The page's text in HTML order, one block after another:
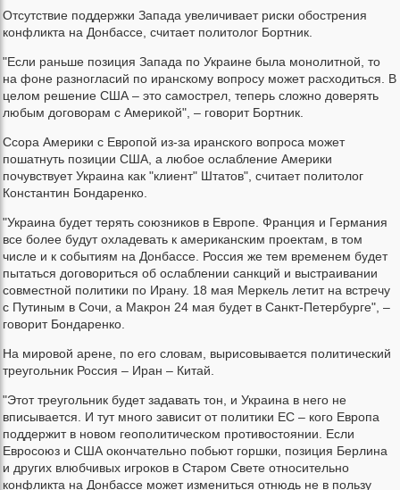
Отсутствие поддержки Запада увеличивает риски обострения
конфликта на Донбассе, считает политолог Бортник.
"Если раньше позиция Запада по Украине была монолитной, то
на фоне разногласий по иранскому вопросу может расходиться. В
целом решение США – это самострел, теперь сложно доверять
любым договорам с Америкой", – говорит Бортник.
Ссора Америки с Европой из-за иранского вопроса может
пошатнуть позиции США, а любое ослабление Америки
почувствует Украина как "клиент" Штатов", считает политолог
Константин Бондаренко.
"Украина будет терять союзников в Европе. Франция и Германия
все более будут охладевать к американским проектам, в том
числе и к событиям на Донбассе. Россия же тем временем будет
пытаться договориться об ослаблении санкций и выстраивании
совместной политики по Ирану. 18 мая Меркель летит на встречу
с Путиным в Сочи, а Макрон 24 мая будет в Санкт-Петербурге", –
говорит Бондаренко.
На мировой арене, по его словам, вырисовывается политический
треугольник Россия – Иран – Китай.
"Этот треугольник будет задавать тон, и Украина в него не
вписывается. И тут много зависит от политики ЕС – кого Европа
поддержит в новом геополитическом противостоянии. Если
Евросоюз и США окончательно побьют горшки, позиция Берлина
и других влюбчивых игроков в Старом Свете относительно
конфликта на Донбассе может измениться отнюдь не в пользу